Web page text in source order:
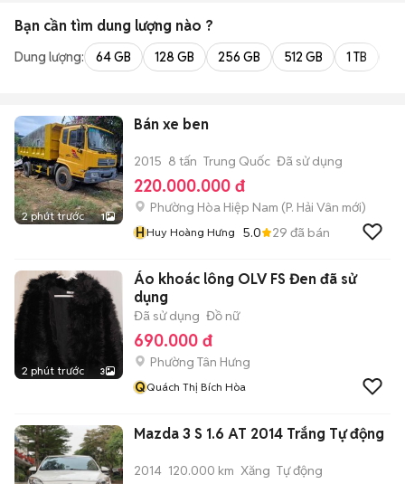
Bạn cần tìm dung lượng nào ?
Dung lượng: 64 GB 128 GB 256 GB 512 GB 1 TB
2 phút trước 1
Bán xe ben
2015 8 tấn Trung Quốc Đã sử dụng
220.000.000 đ
Phường Hòa Hiệp Nam (P. Hải Vân mới)
HHuy Hoàng Hưng 5.0 29 đã bán
2 phút trước 3
Áo khoác lông OLV FS Đen đã sử
dụng
Đã sử dụng Đồ nữ
690.000 đ
Phường Tân Hưng
QQuách Thị Bích Hòa
Mazda 3 S 1.6 AT 2014 Trắng Tự động
2014 120.000 km Xăng Tự động